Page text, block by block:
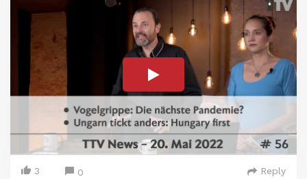
3 0 Reply